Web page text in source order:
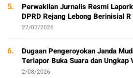
5.
Perwakilan Jurnalis Resmi
DPRD Rejang Lebong Berinisial
27/07/2026
6.
Dugaan Pengeroyokan Janda
Terlapor Buka Suara dan Ungkap
2/08/2026